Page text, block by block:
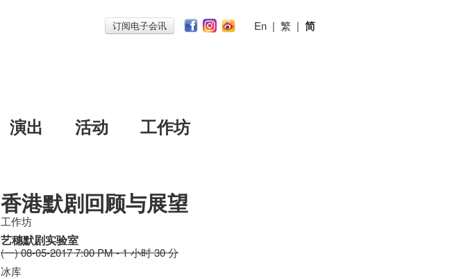
订阅电子会讯 En | 繁 | 简
演出 活动
工作坊
香港默剧回顾与展望
工作坊
艺穗默剧实验室
(一) 08-05-2017 7:00 PM - 1 小时 30 分
冰库